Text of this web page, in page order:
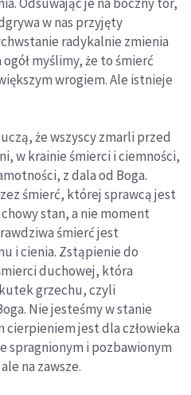
w nas przyjęty
radykalnie zmienia
myślimy, że to śmierć
wrogiem. Ale istnieje
że wszyscy zmarli przed
w krainie śmierci i ciemności,
z dala od Boga.
śmierć, której sprawcą jest
stan, a nie moment
śmierć jest
i cienia. Zstąpienie do
duchowej, która
grzechu, czyli
Nie jesteśmy w stanie
jest dla człowieka
spragnionym i pozbawionym
na zawsze.